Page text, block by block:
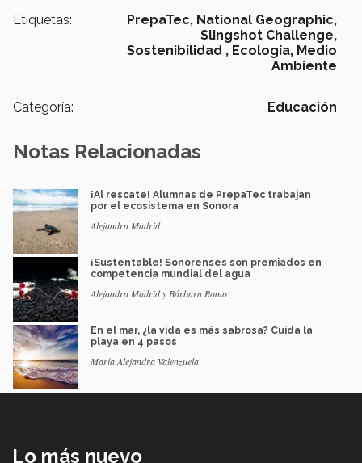
Etiquetas: PrepaTec, National Geographic,
Slingshot Challenge,
Sostenibilidad , Ecología, Medio
Ambiente
Categoría: Educación
Notas Relacionadas
¡Al rescate! Alumnas de PrepaTec trabajan
por el ecosistema en Sonora
Alejandra Madrid
¡Sustentable! Sonorenses son premiados en
competencia mundial del agua
Alejandra Madrid y Bárbara Romo
En el mar, ¿la vida es más sabrosa? Cuida la
playa en 4 pasos
María Alejandra Valenzuela
Lo más nuevo